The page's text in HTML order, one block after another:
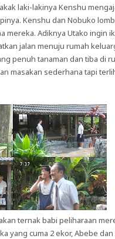
laki-lakinya Kenshu
Kenshu dan Nobuko
Adiknya Utako ingin
jalan menuju rumah
penuh tanaman dan tiba di
masakan sederhana tapi
ternak babi peliharaan
yang cuma 2 ekor, Abebe